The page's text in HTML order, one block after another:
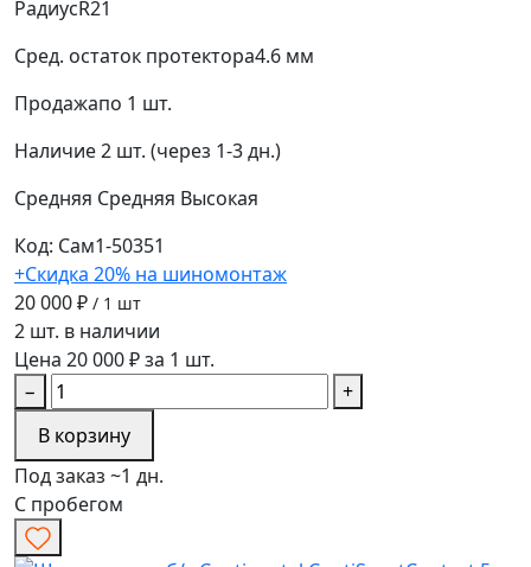
РадиусR21
Сред. остаток протектора4.6 мм
Продажапо 1 шт.
Наличие2 шт. (через 1-3 дн.)
Средняя Средняя Высокая
Код: Сам1-50351
+Скидка 20% на шиномонтаж
20 000 ₽ / 1 шт
2 шт. в наличии
Цена 20 000 ₽ за 1 шт.
−
+
В корзину
Под заказ ~1 дн.
С пробегом